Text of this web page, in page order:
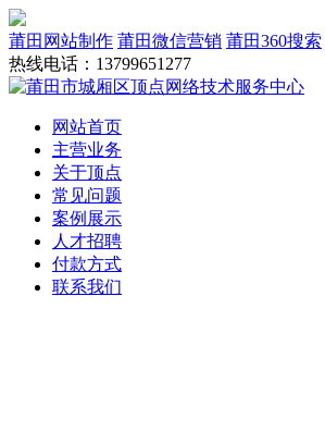
莆田网站制作 莆田微信营销 莆田360搜索
热线电话：13799651277
网站首页
主营业务
关于顶点
常见问题
案例展示
人才招聘
付款方式
联系我们